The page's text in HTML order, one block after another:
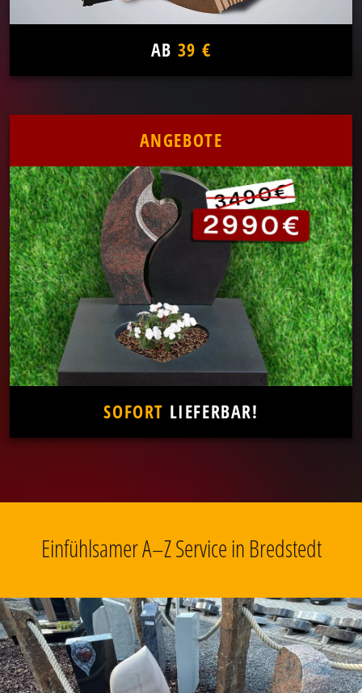
AB 39 €
ANGEBOTE
SOFORT LIEFERBAR!
Einfühlsamer A–Z Service in Bredstedt